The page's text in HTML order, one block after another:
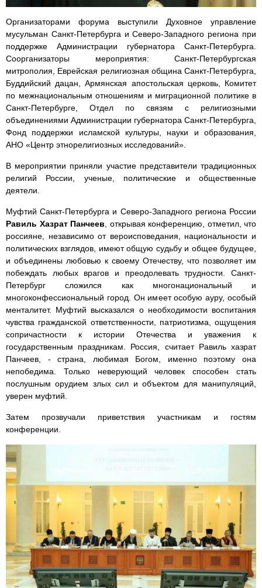
Организаторами форума выступили Духовное управление
мусульман Санкт-Петербурга и Северо-Западного региона при
поддержке Администрации губернатора Санкт-Петербурга.
Соорганизаторы мероприятия: Санкт-Петербургская
митрополия, Еврейская религиозная община Санкт-Петербурга,
Буддийский дацан, Армянская апостольская церковь, Комитет
по межнациональным отношениям и миграционной политике в
Санкт-Петербурге, Отдел по связям с религиозными
объединениями Администрации губернатора Санкт-Петербурга,
Фонд поддержки исламской культуры, науки и образования,
АНО «Центр этнорелигиозных исследований».
В мероприятии приняли участие представители традиционных
религий России, ученые, политические и общественные
деятели.
Муфтий Санкт-Петербурга и Северо-Западного региона России
Равиль Хазрат Панчеев, открывая конференцию, отметил, что
россияне, независимо от вероисповедания, национальности и
политических взглядов, имеют общую судьбу и общее будущее,
и объединены любовью к своему Отечеству, что позволяет им
побеждать любых врагов и преодолевать трудности. Санкт-
Петербург сложился как многонациональный и
многоконфессиональный город. Он имеет особую ауру, особый
менталитет. Муфтий высказался о необходимости воспитания
чувства гражданской ответственности, патриотизма, ощущения
сопричастности к истории Отечества и уважения к
государственным праздникам. Россия, считает Равиль хазрат
Панчеев, - страна, любимая Богом, именно поэтому она
непобедима. Только неверующий человек способен стать
послушным орудием злых сил и объектом для манипуляций,
уверен муфтий.
Затем прозвучали приветствия участникам и гостям
конференции.